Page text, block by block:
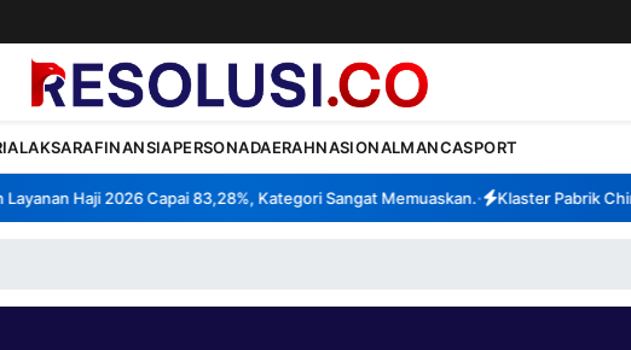
AKSARAFINANSIAPERSONADAERAHNASIONALMANCASPORT
Haji 2026 Capai 83,28%, Kategori Sangat Memuaskan.• Klaster Pabrik China